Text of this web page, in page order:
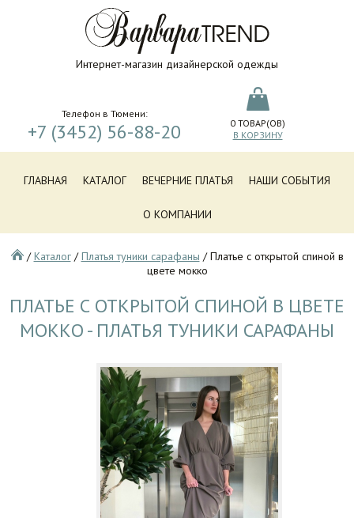
Интернет-магазин дизайнерской одежды
Телефон в Тюмени:
+7 (3452) 56-88-20 0 ТОВАР(ОВ)
В КОРЗИНУ
ГЛАВНАЯ КАТАЛОГ ВЕЧЕРНИЕ ПЛАТЬЯ НАШИ СОБЫТИЯ
О КОМПАНИИ
/Каталог/Платья туники сарафаны /Платье с открытой спиной в
цвете мокко
ПЛАТЬЕ С ОТКРЫТОЙ СПИНОЙ В ЦВЕТЕ
МОККО - ПЛАТЬЯ ТУНИКИ САРАФАНЫ